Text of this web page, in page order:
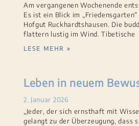
Am vergangenen Wochenende
Es ist ein Blick im
Hofgut Ruckhardtshausen. Die
flattern lustig im Wind. Tibetische
LESE MEHR »
Leben in neuem
2. Januar 2026
„Jeder, der sich ernsthaft mit
gelangt zu der Überzeugung, dass